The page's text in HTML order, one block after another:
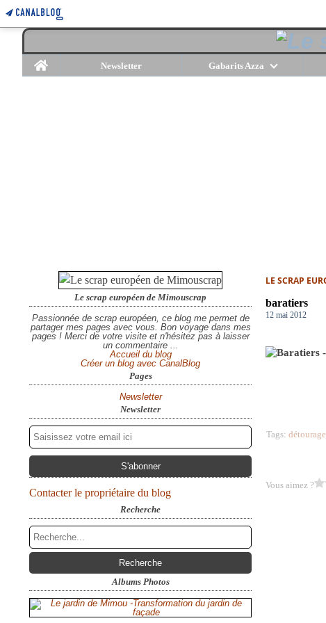
Home
Newsletter Gabarits Azza
Le scrap européen de Mimouscrap
Passionnée de scrap européen, ce blog me permet de
partager mes pages avec vous. Bon voyage dans mes
pages ! Merci de votre visite et n'hésitez pas à laisser
un commentaire ...
Accueil du blog
Créer un blog avec CanalBlog
Pages
Newsletter
Newsletter
Contacter le propriétaire du blog
Recherche
Albums Photos
LE SCRAP
baratiers
12 mai 2012
Tags: détourage
Vous aimez ?